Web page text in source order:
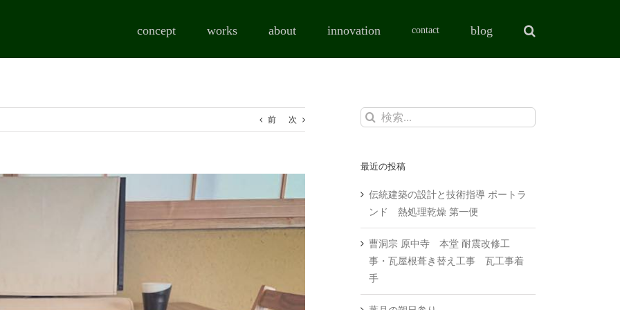
concept works about innovation contact blog
前 次
検
最近の投稿
伝統建築の設計と技術指導 ポートラ
ンド 熱処理乾燥 第一便
曹洞宗 原中寺 本堂 耐震改修工
事・瓦屋根葺き替え工事 瓦工事着
手